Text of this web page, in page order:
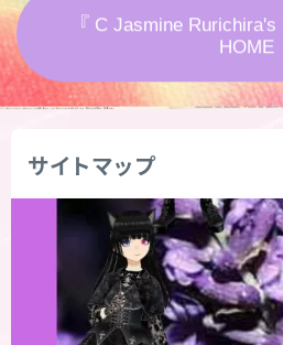
秘密部屋
Cジャスミン瑠璃地楽の主な
『 C Jasmine Rurichira's
HOME
サイトマップ